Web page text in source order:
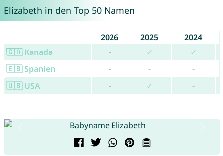
Elizabeth in den Top 50 Namen
2026 2025
2024
🇨🇦 Kanada
- ✓
✓
🇪🇸 Spanien
- -
-
🇺🇸 USA
- ✓ -